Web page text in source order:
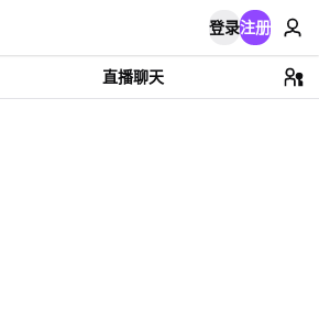
登录注册
直播聊天